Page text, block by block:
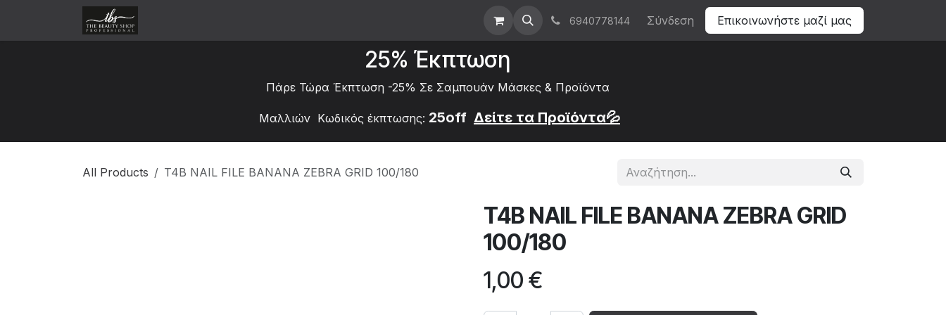
Επικοινωνήστε μαζί μας 6940778144 Σύνδεση Επικοινωνήστε μαζί μας
25% Έκπτωση
Πάρε Τώρα Έκπτωση -25% Σε Σαμπουάν Μάσκες & Προϊόντα
Μαλλιών Κωδικός έκπτωσης: 25off Δείτε τα Προϊόντα💦
All Products T4B NAIL FILE BANANA ZEBRA GRID 100/180
T4B NAIL FILE BANANA ZEBRA GRID
100/180
1,00 €